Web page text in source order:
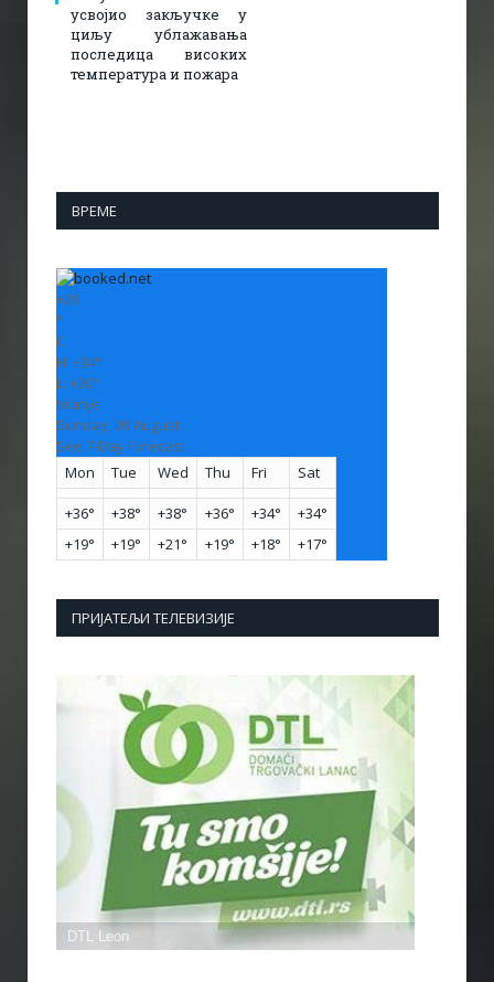
усвојио закључке у
циљу ублажавања
последица високих
температура и пожара​
ВРЕМЕ
+29
°
C
H: +34°
L: +20°
Vranje
Sunday, 09 August
See 7-Day Forecast
Mon
Tue Wed Thu Fri Sat
+36° +38° +38° +36° +34° +34°
+19° +19° +21° +19° +18° +17°
ПРИЈАТЕЉИ ТЕЛЕВИЗИЈЕ